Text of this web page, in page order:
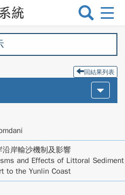
選
切
回結果列表
沿岸輸沙機制及影響
and Effects of Littoral Sediment
to the Yunlin Coast